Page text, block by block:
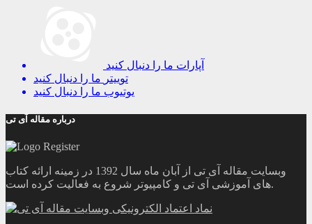
آپارات ما را دنبال کنید
توییتر ما را دنبال کنید
یوتیوب ما را دنبال کنید
درباره مقاله آی تی
وبسایت مقاله آی تی از آبان ماه سال 1392 در زمینه ارائه کتاب
های آموزشی آی تی و کامپیوتر شروع به فعالیت کرده است.